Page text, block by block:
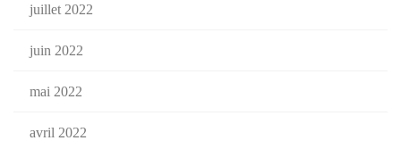
juillet 2022
juin 2022
mai 2022
avril 2022